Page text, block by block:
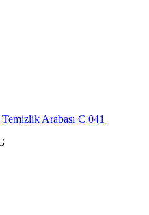
Temizlik Arabası C 041